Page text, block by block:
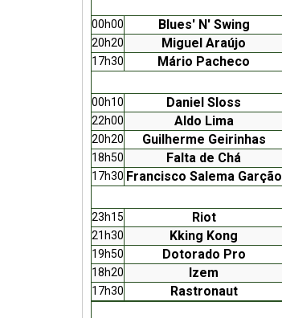
00h00
Blues' N' Swing
20h20 Miguel Araújo
17h30 Mário Pacheco
00h10
Daniel Sloss
22h00 Aldo Lima
20h20 Guilherme Geirinhas
18h50 Falta de Chá
17h30 Francisco Salema Garção
23h15
Riot
21h30 Kking Kong
19h50 Dotorado Pro
18h20 Izem
17h30 Rastronaut